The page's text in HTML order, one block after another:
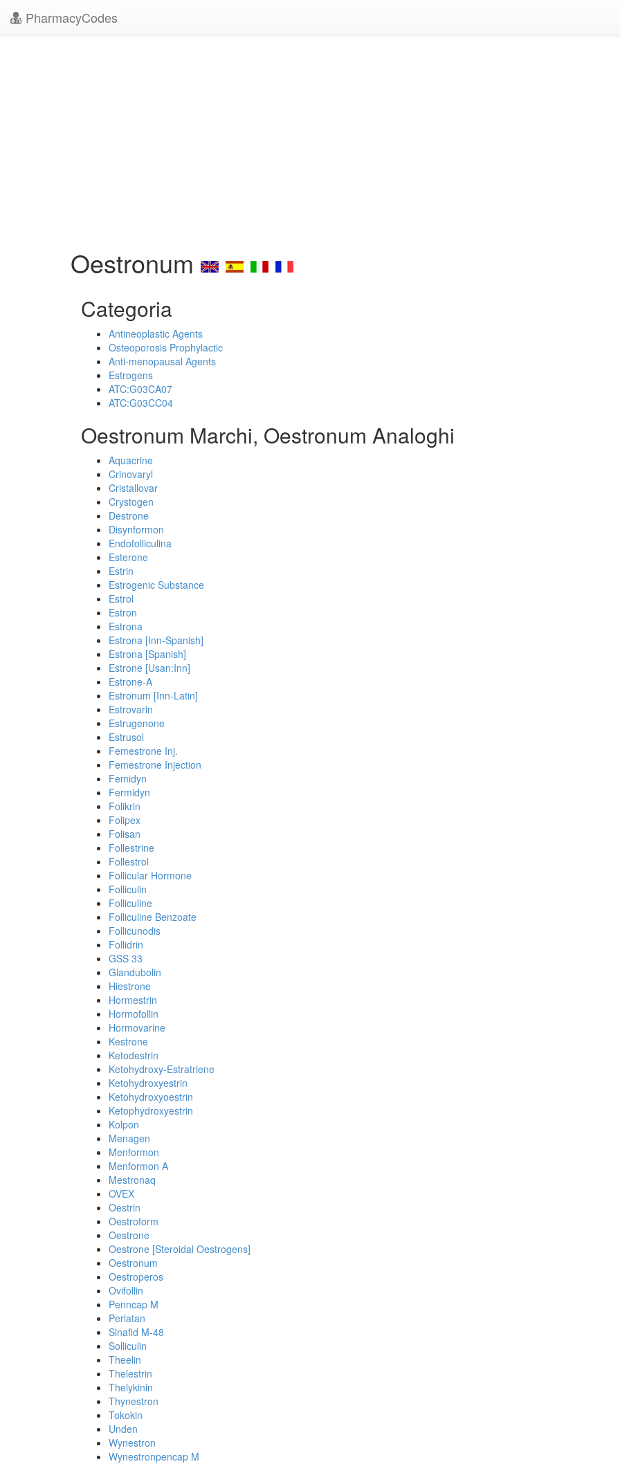
PharmacyCodes
Oestronum
Categoria
Antineoplastic Agents
Osteoporosis Prophylactic
Anti-menopausal Agents
Estrogens
ATC:G03CA07
ATC:G03CC04
Oestronum Marchi, Oestronum Analoghi
Aquacrine
Crinovaryl
Cristallovar
Crystogen
Destrone
Disynformon
Endofolliculina
Esterone
Estrin
Estrogenic Substance
Estrol
Estron
Estrona
Estrona [Inn-Spanish]
Estrona [Spanish]
Estrone [Usan:Inn]
Estrone-A
Estronum [Inn-Latin]
Estrovarin
Estrugenone
Estrusol
Femestrone Inj.
Femestrone Injection
Femidyn
Fermidyn
Folikrin
Folipex
Folisan
Follestrine
Follestrol
Follicular Hormone
Folliculin
Folliculine
Folliculine Benzoate
Follicunodis
Follidrin
GSS 33
Glandubolin
Hiestrone
Hormestrin
Hormofollin
Hormovarine
Kestrone
Ketodestrin
Ketohydroxy-Estratriene
Ketohydroxyestrin
Ketohydroxyoestrin
Ketophydroxyestrin
Kolpon
Menagen
Menformon
Menformon A
Mestronaq
OVEX
Oestrin
Oestroform
Oestrone
Oestrone [Steroidal Oestrogens]
Oestronum
Oestroperos
Ovifollin
Penncap M
Perlatan
Sinafid M-48
Solliculin
Theelin
Thelestrin
Thelykinin
Thynestron
Tokokin
Unden
Wynestron
Wynestronpencap M